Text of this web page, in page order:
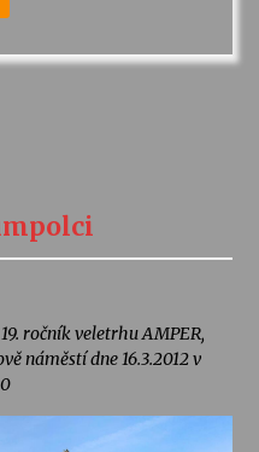
ročník veletrhu AMPER,
náměstí dne 16.3.2012 v